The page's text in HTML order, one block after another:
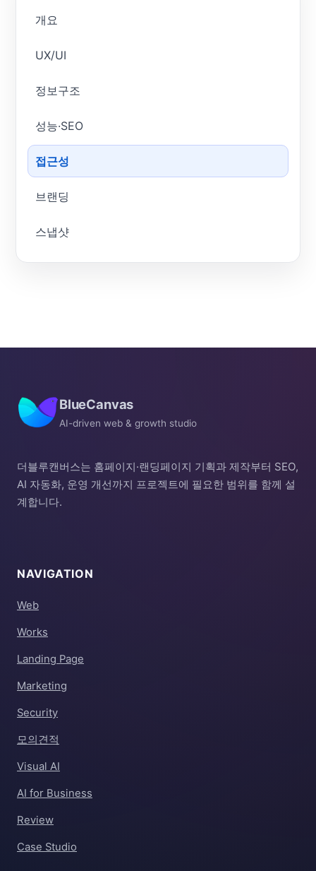
개요
UX/UI
정보구조
성능·SEO
접근성
브랜딩
스냅샷
BlueCanvas
AI-driven web & growth studio
더블루캔버스는 홈페이지·랜딩페이지 기획과 제작부터 SEO,
AI 자동화, 운영 개선까지 프로젝트에 필요한 범위를 함께 설
계합니다.
NAVIGATION
Web
Works
Landing Page
Marketing
Security
모의견적
Visual AI
AI for Business
Review
Case Studio